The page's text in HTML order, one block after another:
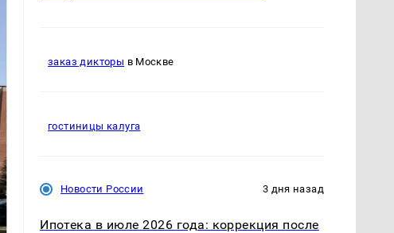
заказ дикторы в Москве
гостиницы калуга
Новости России 3 дня назад
Ипотека в июле 2026 года: коррекция после